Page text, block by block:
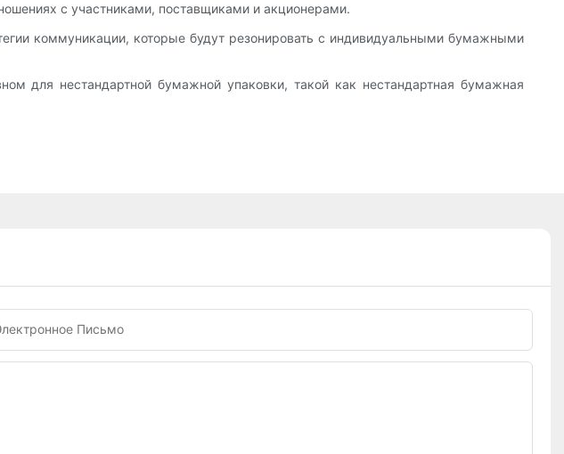
с участниками, поставщиками и акционерами.
коммуникации, которые будут резонировать с индивидуальными бумажными
для нестандартной бумажной упаковки, такой как нестандартная бумажная
Письмо